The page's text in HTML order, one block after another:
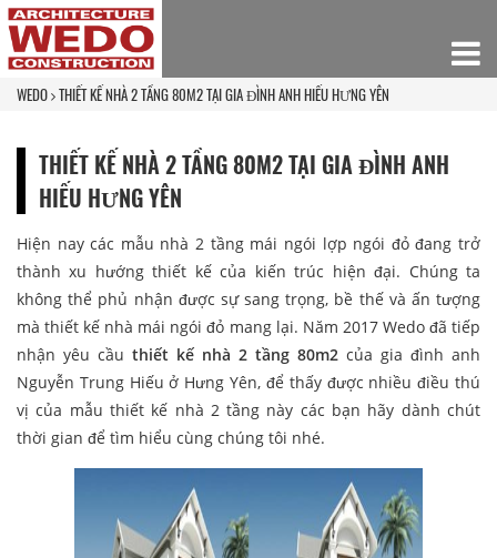
WEDO THIẾT KẾ NHÀ 2 TẦNG 80M2 TẠI GIA ĐÌNH ANH HIẾU HƯNG YÊN
THIẾT KẾ NHÀ 2 TẦNG 80M2 TẠI GIA ĐÌNH ANH
HIẾU HƯNG YÊN
Hiện nay các mẫu nhà 2 tầng mái ngói lợp ngói đỏ đang trở
thành xu hướng thiết kế của kiến trúc hiện đại. Chúng ta
không thể phủ nhận được sự sang trọng, bề thế và ấn tượng
mà thiết kế nhà mái ngói đỏ mang lại. Năm 2017 Wedo đã tiếp
nhận yêu cầu thiết kế nhà 2 tầng 80m2 của gia đình anh
Nguyễn Trung Hiếu ở Hưng Yên, để thấy được nhiều điều thú
vị của mẫu thiết kế nhà 2 tầng này các bạn hãy dành chút
thời gian để tìm hiểu cùng chúng tôi nhé.